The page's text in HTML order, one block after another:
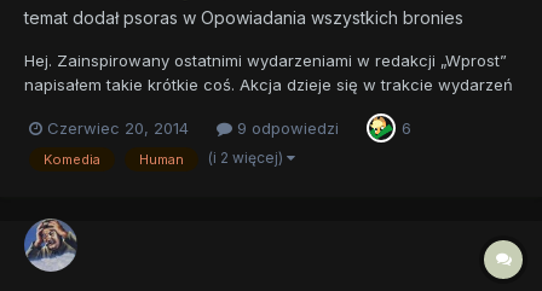
temat dodałpsoras w Opowiadania wszystkich bronies
Hej. Zainspirowany ostatnimi wydarzeniami w redakcji „Wprost”
napisałem takie krótkie coś. Akcja dzieje się w trakcie wydarzeń
Dashie: Reloaded” - choć jego znajomość wcale nie jest
konieczna. Ostrzegam od razu, że opowiadanie jest, poniek...
Czerwiec 20, 2014 9 odpowiedzi 6
Komedia Human (i 2 więcej)